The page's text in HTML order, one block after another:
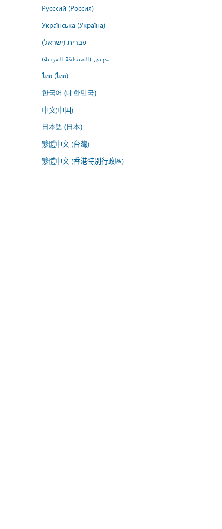
Русский (Россия)
Українська (Україна)
עברית (ישראל)
عربي (المنطقة العربية)
ไทย (ไทย)
한국어 (대한민국)
中文(中国)
日本語 (日本)
繁體中文 (台灣)
繁體中文 (香港特別行政區)